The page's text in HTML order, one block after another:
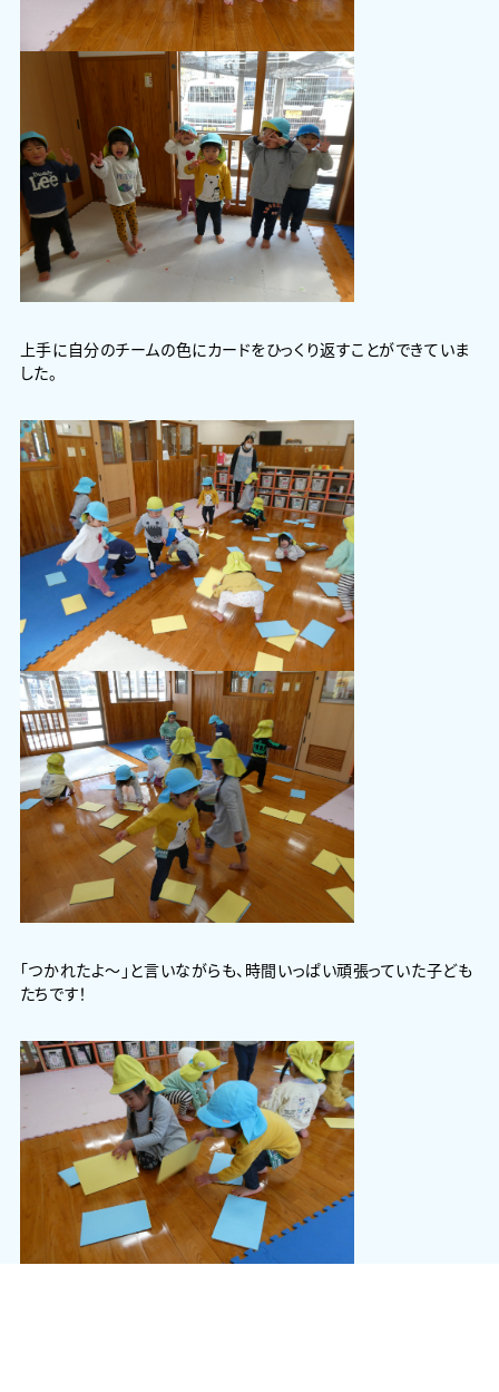
上手に自分のチームの色にカードをひっくり返すことができていま
した。
「つかれたよ～」と言いながらも、時間いっぱい頑張っていた子ども
たちです！